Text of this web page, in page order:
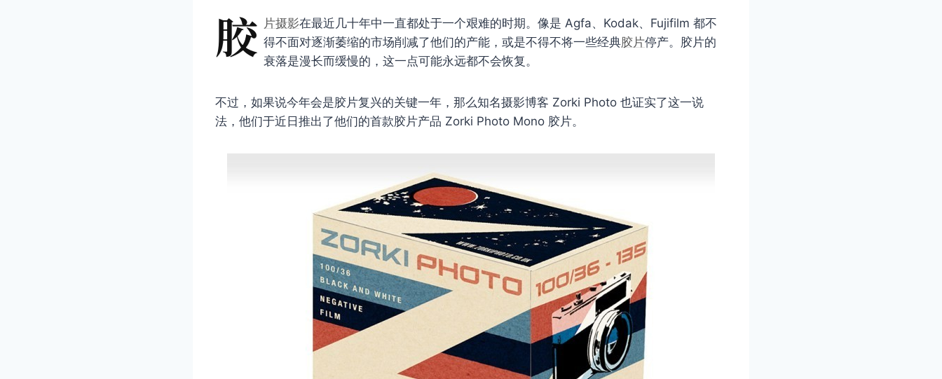
胶 片摄影在最近几十年中一直都处于一个艰难的时期。像是 Agfa、Kodak、Fujifilm 都不
得不面对逐渐萎缩的市场削减了他们的产能，或是不得不将一些经典胶片停产。胶片的
衰落是漫长而缓慢的，这一点可能永远都不会恢复。
不过，如果说今年会是胶片复兴的关键一年，那么知名摄影博客 Zorki Photo 也证实了这一说
法，他们于近日推出了他们的首款胶片产品 Zorki Photo Mono 胶片。